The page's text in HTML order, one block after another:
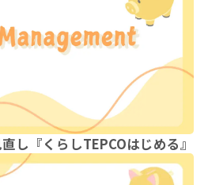
し『くらしTEPCOはじめる』